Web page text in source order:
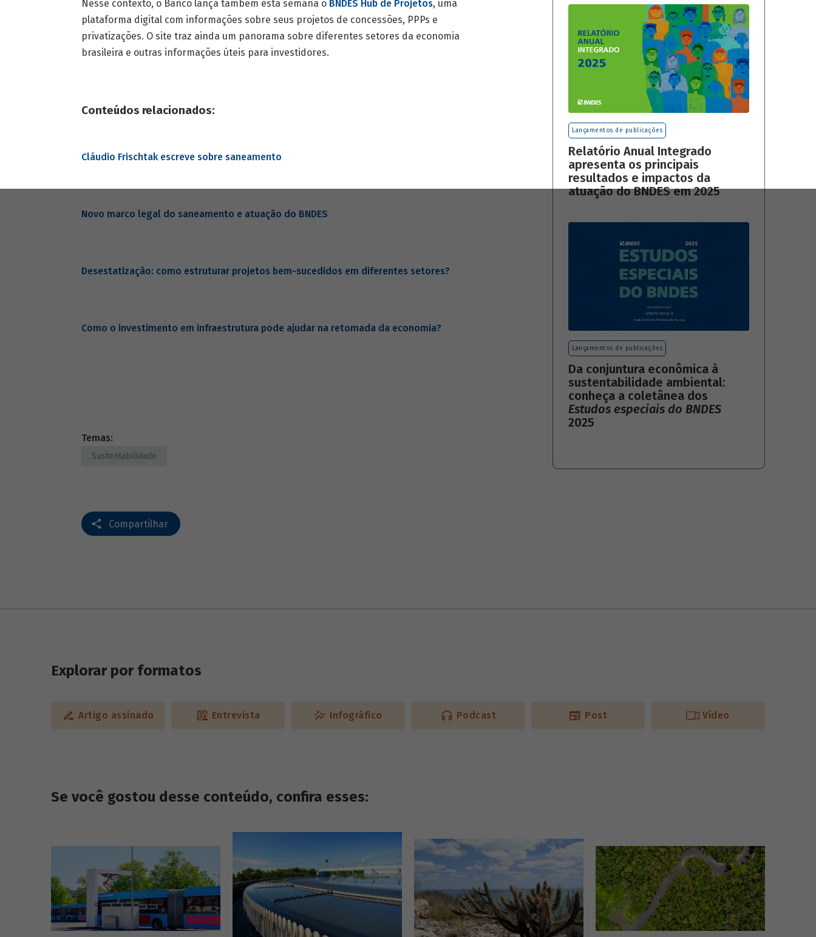
Nesse contexto, o Banco lança também esta semana o BNDES Hub de Projetos, uma
plataforma digital com informações sobre seus projetos de concessões, PPPs e
privatizações. O site traz ainda um panorama sobre diferentes setores da economia
brasileira e outras informações úteis para investidores.
Conteúdos relacionados:
Cláudio Frischtak escreve sobre saneamento
Novo marco legal do saneamento e atuação do BNDES
Desestatização: como estruturar projetos bem-sucedidos em diferentes setores?
Como o investimento em infraestrutura pode ajudar na retomada da economia?
Temas:
Sustentabilidade
Compartilhar
Lançamentos de publicações
Relatório Anual Integrado
apresenta os principais
resultados e impactos da
atuação do BNDES em 2025
Lançamentos de publicações
Da conjuntura econômica à
sustentabilidade ambiental:
conheça a coletânea dos
Estudos especiais do BNDES
2025
Explorar por formatos
Artigo assinado Entrevista Infográfico Podcast Post Vídeo
Se você gostou desse conteúdo, confira esses: